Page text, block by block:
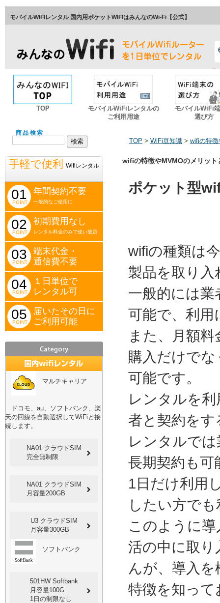
モバイルWIFIレンタル 国内用ポケットWIFIはみんなのWi-Fi【公式】
TOP
モバイルWiFiレンタルの
ご利用用途
モバイルWiFi
選び方
商品検索
手軽で便利 Wifiレンタル
01
POINT
年間契約不要
一般的なご使用に
02
POINT
初期費用なし
レンタル料金のみで使い放題
03
POINT
端末代金・
通信費不要
04
POINT
１日単位で
レンタル可
05
POINT
届いたその日に
ご利用可能
マルチキャリア
ドコモ、au、ソフトバンク、楽
天の回線を自動選択してWiFiと接
続します。
NA01 クラウドSIM
完全無制限
NA01 クラウドSIM
月容量200GB
U3 クラウドSIM
月容量300GB
ソフトバンク
501HW Softbank
月容量100G
1日の制限なし
TOP > WiFi豆知識 > wifiの特
wifiの特徴やMVMOのメリット
ポケット型
wifiの種類は
製品を取り
一般的には
可能で、利
また、月額
購入だけで
可能です。
レンタルを
者と契約を
レンタルで
長期契約も可
1日だけ利用
したい方で
このように
活の中に取
んが、導入
特徴を知っ